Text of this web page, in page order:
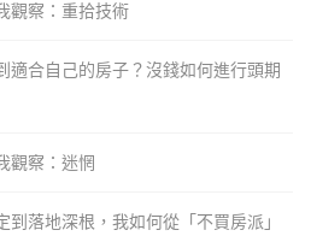
觀察：重拾技術
適合自己的房子？沒錢如何進行頭期
觀察：迷惘
到落地深根，我如何從「不買房派」